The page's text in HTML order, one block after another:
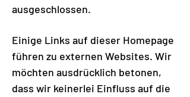
ausgeschlossen.
Einige Links auf dieser Homepage
führen zu externen Websites. Wir
möchten ausdrücklich betonen,
dass wir keinerlei Einfluss auf die